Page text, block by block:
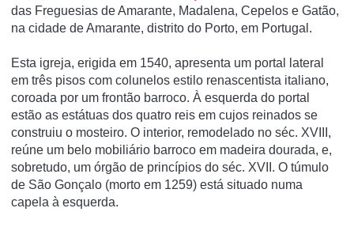
das Freguesias de Amarante, Madalena, Cepelos e Gatão,
na cidade de Amarante, distrito do Porto, em Portugal.
Esta igreja, erigida em 1540, apresenta um portal lateral
em três pisos com colunelos estilo renascentista italiano,
coroada por um frontão barroco. À esquerda do portal
estão as estátuas dos quatro reis em cujos reinados se
construiu o mosteiro. O interior, remodelado no séc. XVIII,
reúne um belo mobiliário barroco em madeira dourada, e,
sobretudo, um órgão de princípios do séc. XVII. O túmulo
de São Gonçalo (morto em 1259) está situado numa
capela à esquerda.